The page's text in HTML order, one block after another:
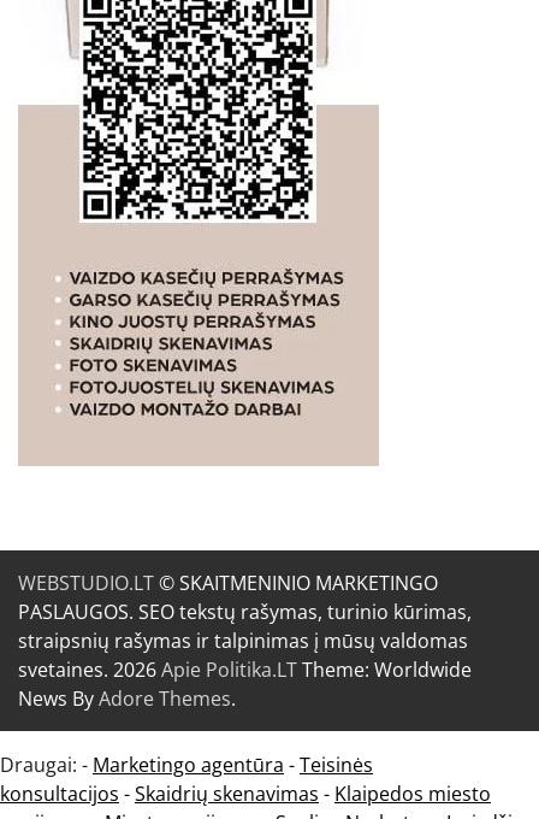
WEBSTUDIO.LT© SKAITMENINIO MARKETINGO
PASLAUGOS. SEO tekstų rašymas, turinio kūrimas,
straipsnių rašymas ir talpinimas į mūsų valdomas
svetaines. 2026Apie Politika.LTTheme: Worldwide
News ByAdore Themes.
Draugai: - Marketingo agentūra -Teisinės
konsultacijos -Skaidrių skenavimas - Klaipedos miesto